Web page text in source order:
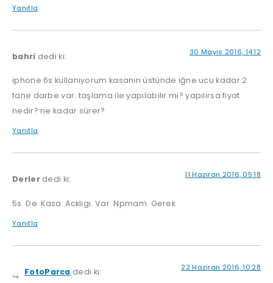
Yanıtla
bahri dedi ki: 30 Mayıs 2016, 14:12
iphone 6s kullanıyorum kasanın üstünde iğne ucu kadar 2
tane darbe var. taşlama ile yapılabilir mi? yapılırsa fiyat
nedir? ne kadar sürer?
Yanıtla
Derler dedi ki: 11 Haziran 2016, 05:18
5s. De. Kasa. Acklıgı. Var. Npmam. Gerek
Yanıtla
FotoParca dedi ki: 22 Haziran 2016, 10:28